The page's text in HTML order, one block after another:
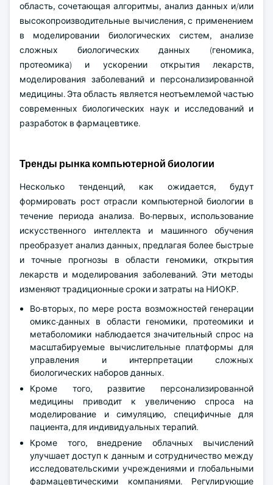
область, сочетающая алгоритмы, анализ данных и/или
высокопроизводительные вычисления, с применением
в моделировании биологических систем, анализе
сложных биологических данных (геномика,
протеомика) и ускорении открытия лекарств,
моделирования заболеваний и персонализированной
медицины. Эта область является неотъемлемой частью
современных биологических наук и исследований и
разработок в фармацевтике.
Тренды рынка компьютерной биологии
Несколько тенденций, как ожидается, будут
формировать рост отрасли компьютерной биологии в
течение периода анализа. Во-первых, использование
искусственного интеллекта и машинного обучения
преобразует анализ данных, предлагая более быстрые
и точные прогнозы в области геномики, открытия
лекарств и моделирования заболеваний. Эти методы
изменяют традиционные сроки и затраты на НИОКР.
Во-вторых, по мере роста возможностей генерации
омикс-данных в области геномики, протеомики и
метаболомики наблюдается значительный спрос на
масштабируемые вычислительные платформы для
управления и интерпретации сложных
биологических наборов данных.
Кроме того, развитие персонализированной
медицины приводит к увеличению спроса на
моделирование и симуляцию, специфичные для
пациента, для индивидуальных терапий.
Кроме того, внедрение облачных вычислений
улучшает доступ к данным и сотрудничество между
исследовательскими учреждениями и глобальными
фармацевтическими компаниями. Регулирующие